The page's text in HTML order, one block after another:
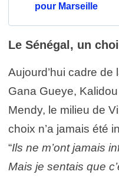
pour Marseille
Le Sénégal, un
Aujourd’hui cadre
Gana Gueye,
Mendy, le milieu de
choix n’a jamais été
“Ils ne m’ont jamais
Mais je sentais que